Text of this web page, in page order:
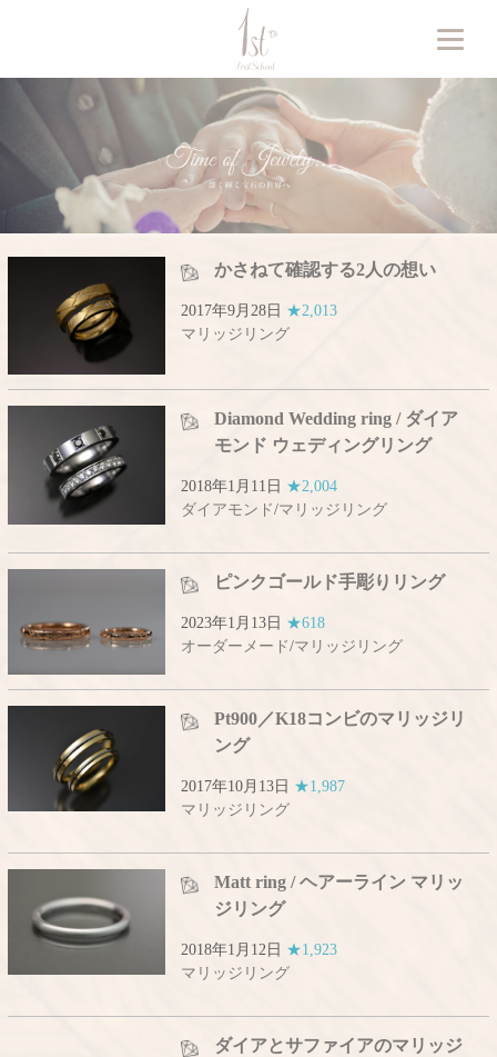
かさねて確認する2人の想い
2017年9月28日 ★2,013
マリッジリング
Diamond Wedding ring / ダイア
モンド ウェディングリング
2018年1月11日 ★2,004
ダイアモンド/マリッジリング
ピンクゴールド手彫りリング
2023年1月13日 ★618
オーダーメード/マリッジリング
Pt900／K18コンビのマリッジリ
ング
2017年10月13日 ★1,987
マリッジリング
Matt ring / ヘアーライン マリッ
ジリング
2018年1月12日 ★1,923
マリッジリング
ダイアとサファイアのマリッジ